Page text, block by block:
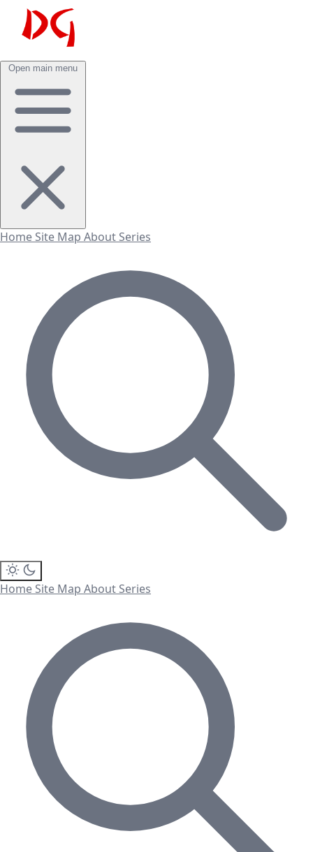
Open main menu
Home Site Map About Series
Home Site Map About Series